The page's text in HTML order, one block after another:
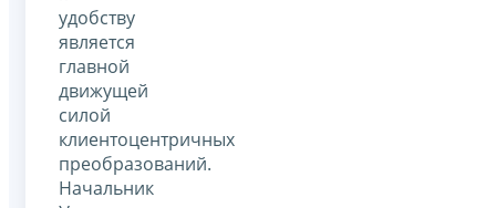
удобству
является
главной
движущей
силой
клиентоцентричных
преобразований.
Начальник